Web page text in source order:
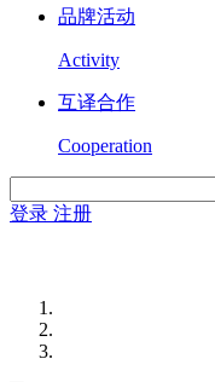
品牌活动
Activity
互译合作
Cooperation
登录 注册